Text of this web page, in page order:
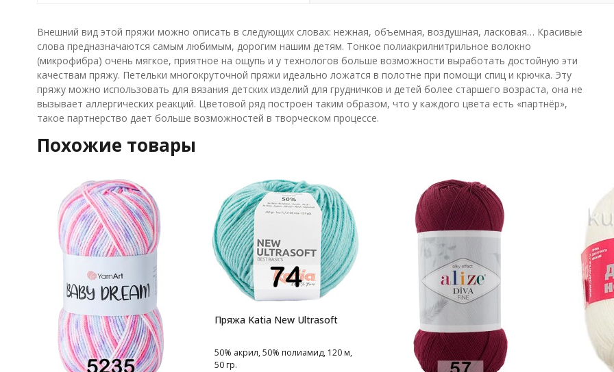
Внешний вид этой пряжи можно описать в следующих словах: нежная, объемная, воздушная, ласковая… Красивые
слова предназначаются самым любимым, дорогим нашим детям. Тонкое полиакрилнитрильное волокно
(микрофибра) очень мягкое, приятное на ощупь и у технологов больше возможности выработать достойную эти
качествам пряжу. Петельки многокруточной пряжи идеально ложатся в полотне при помощи спиц и крючка. Эту
пряжу можно использовать для вязания детских изделий для грудничков и детей более старшего возраста, она не
вызывает аллергических реакций. Цветовой ряд построен таким образом, что у каждого цвета есть «партнёр»,
такое партнерство дает больше возможностей в творческом процессе.
Похожие товары
Пряжа Katia New Ultrasoft
50% акрил, 50% полиамид, 120 м,
50 гр.